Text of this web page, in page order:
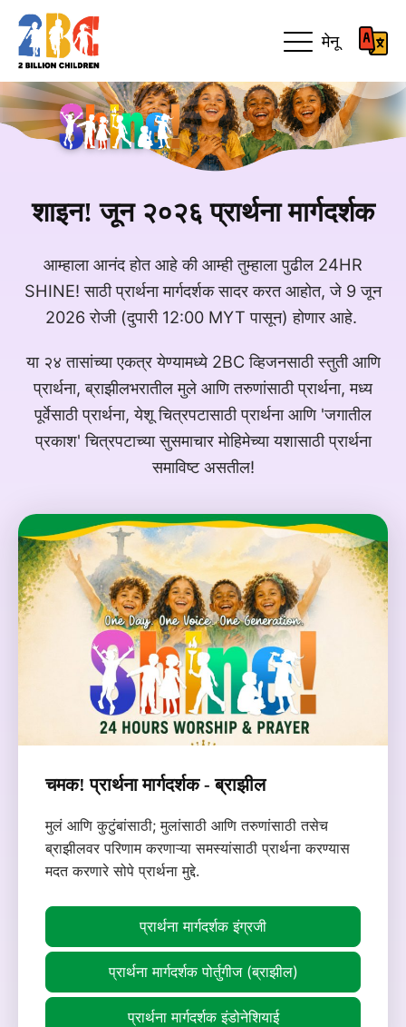
मेनू
शाइन! जून २०२६ प्रार्थना मार्गदर्शक
आम्हाला आनंद होत आहे की आम्ही तुम्हाला पुढील 24HR
SHINE! साठी प्रार्थना मार्गदर्शक सादर करत आहोत, जे 9 जून
2026 रोजी (दुपारी 12:00 MYT पासून) होणार आहे.
या २४ तासांच्या एकत्र येण्यामध्ये 2BC व्हिजनसाठी स्तुती आणि
प्रार्थना, ब्राझीलभरातील मुले आणि तरुणांसाठी प्रार्थना, मध्य
पूर्वेसाठी प्रार्थना, येशू चित्रपटासाठी प्रार्थना आणि 'जगातील
प्रकाश' चित्रपटाच्या सुसमाचार मोहिमेच्या यशासाठी प्रार्थना
समाविष्ट असतील!
चमक! प्रार्थना मार्गदर्शक - ब्राझील
मुलं आणि कुटुंबांसाठी; मुलांसाठी आणि तरुणांसाठी तसेच
ब्राझीलवर परिणाम करणाऱ्या समस्यांसाठी प्रार्थना करण्यास
मदत करणारे सोपे प्रार्थना मुद्दे.
प्रार्थना मार्गदर्शक इंग्रजी
प्रार्थना मार्गदर्शक पोर्तुगीज (ब्राझील)
प्रार्थना मार्गदर्शक इंडोनेशियाई